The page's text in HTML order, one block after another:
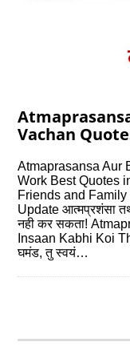
Vachan
Atmaprasansa Aur
Work Best Quotes
Friends and
Update आत्मप्रशंसा
नही कर सकता!
Insaan Kabhi Koi
घमंड, तु स्वयं…